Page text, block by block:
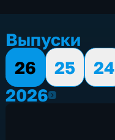
Выпуски
26
25 24
20262026